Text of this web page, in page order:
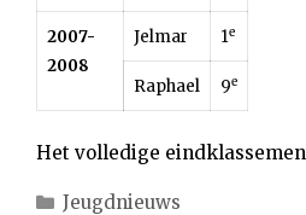
2007-
2008
Jelmar 1e
Raphael 9e
Het volledige
Categorieën
Jeugdnieuws